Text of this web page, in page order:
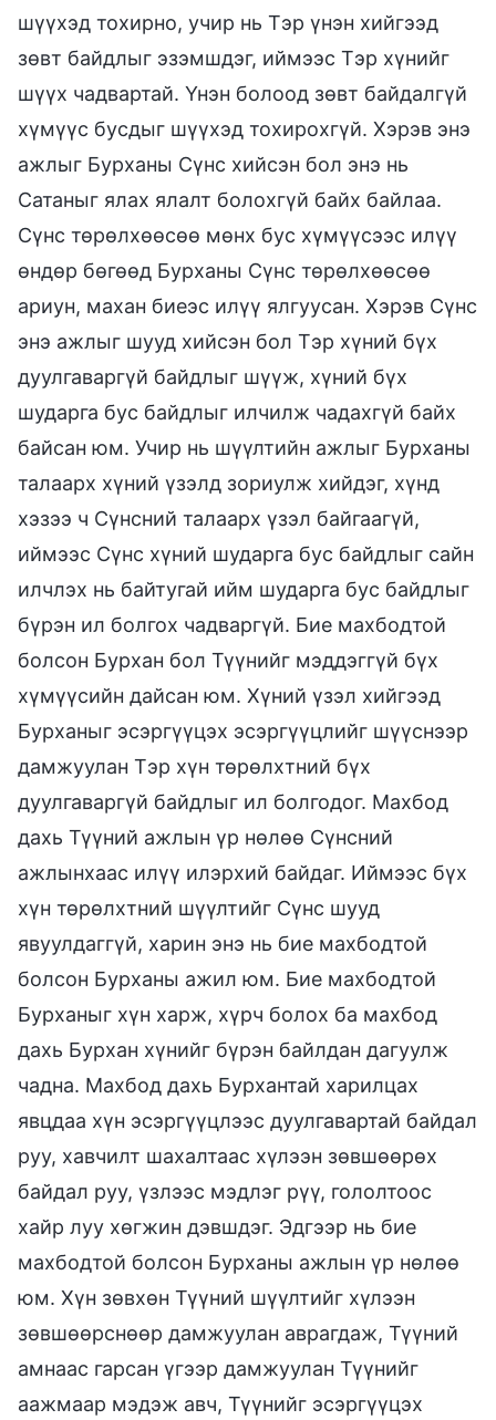
шүүхэд тохирно, учир нь Тэр үнэн хийгээд
зөвт байдлыг эзэмшдэг, иймээс Тэр хүнийг
шүүх чадвартай. Үнэн болоод зөвт байдалгүй
хүмүүс бусдыг шүүхэд тохирохгүй. Хэрэв энэ
ажлыг Бурханы Сүнс хийсэн бол энэ нь
Сатаныг ялах ялалт болохгүй байх байлаа.
Сүнс төрөлхөөсөө мөнх бус хүмүүсээс илүү
өндөр бөгөөд Бурханы Сүнс төрөлхөөсөө
ариун, махан биеэс илүү ялгуусан. Хэрэв Сүнс
энэ ажлыг шууд хийсэн бол Тэр хүний бүх
дуулгаваргүй байдлыг шүүж, хүний бүх
шударга бус байдлыг илчилж чадахгүй байх
байсан юм. Учир нь шүүлтийн ажлыг Бурханы
талаарх хүний үзэлд зориулж хийдэг, хүнд
хэзээ ч Сүнсний талаарх үзэл байгаагүй,
иймээс Сүнс хүний шударга бус байдлыг сайн
илчлэх нь байтугай ийм шударга бус байдлыг
бүрэн ил болгох чадваргүй. Бие махбодтой
болсон Бурхан бол Түүнийг мэддэггүй бүх
хүмүүсийн дайсан юм. Хүний үзэл хийгээд
Бурханыг эсэргүүцэх эсэргүүцлийг шүүснээр
дамжуулан Тэр хүн төрөлхтний бүх
дуулгаваргүй байдлыг ил болгодог. Махбод
дахь Түүний ажлын үр нөлөө Сүнсний
ажлынхаас илүү илэрхий байдаг. Иймээс бүх
хүн төрөлхтний шүүлтийг Сүнс шууд
явуулдаггүй, харин энэ нь бие махбодтой
болсон Бурханы ажил юм. Бие махбодтой
Бурханыг хүн харж, хүрч болох ба махбод
дахь Бурхан хүнийг бүрэн байлдан дагуулж
чадна. Махбод дахь Бурхантай харилцах
явцдаа хүн эсэргүүцлээс дуулгавартай байдал
руу, хавчилт шахалтаас хүлээн зөвшөөрөх
байдал руу, үзлээс мэдлэг рүү, гололтоос
хайр луу хөгжин дэвшдэг. Эдгээр нь бие
махбодтой болсон Бурханы ажлын үр нөлөө
юм. Хүн зөвхөн Түүний шүүлтийг хүлээн
зөвшөөрснөөр дамжуулан аврагдаж, Түүний
амнаас гарсан үгээр дамжуулан Түүнийг
аажмаар мэдэж авч, Түүнийг эсэргүүцэх